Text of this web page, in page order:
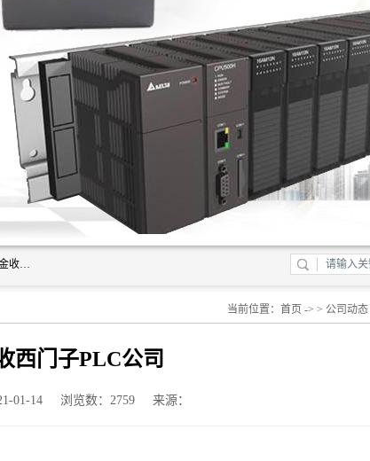
深圳市福田区诚芯源电子商行主营业务：回收西门子模块、回收西门子触摸屏、回收西门子PLC等；长期高价现金收购个人和工厂库存电子元件，我们以努力处事、以诚信待人，能迅速为客户消化库存、减少仓储、回笼资金，我们交易灵活方便，现金支付，价格合 理，尽量满足客户的要求，提供一条龙服务。
当前位置： 首页 -> > 公司动态
西门子PLC公司
01-14 浏览数：2759 来源：